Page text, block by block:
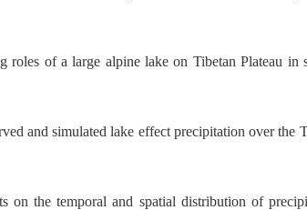
of a large alpine lake on Tibetan Plateau in
and simulated lake effect precipitation over the
the temporal and spatial distribution of